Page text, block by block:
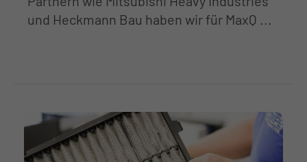
und Heckmann Bau haben wir für MaxQ ...